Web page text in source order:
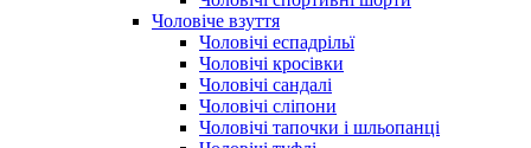
Чоловіче взуття
Чоловічі еспадрільї
Чоловічі кросівки
Чоловічі сандалі
Чоловічі сліпони
Чоловічі тапочки і шльопанці